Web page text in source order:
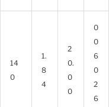
14
0
1.
8
4
2
0.
0
0
0
0
6
0
2
6